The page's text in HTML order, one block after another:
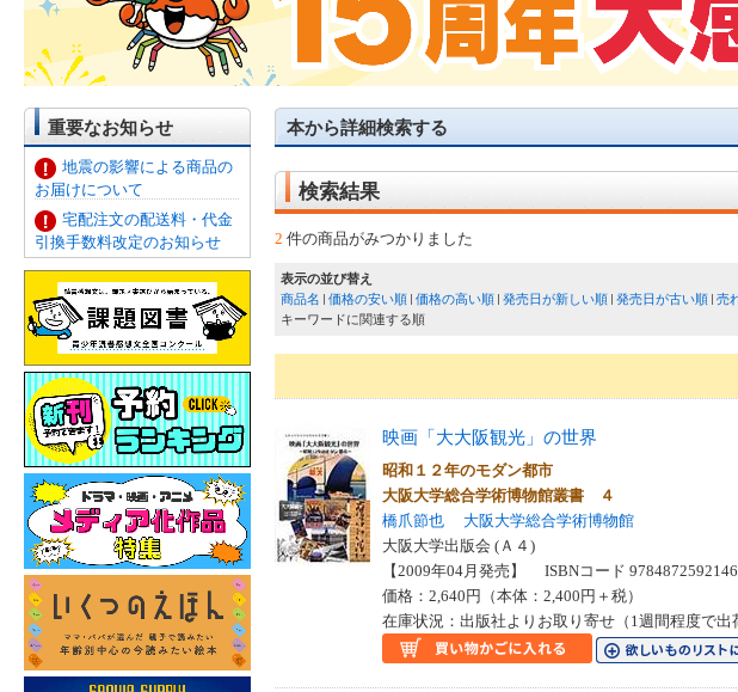
重要なお知らせ
地震の影響による商品の
お届けについて
宅配注文の配送料・代金
引換手数料改定のお知らせ
本から詳細検索する
検索結果
2 件の商品がみつかりました
表示の並び替え
商品名
価格の安い順 価格の高い順 発売日が新しい順 発売日が古い順 売
キーワードに関連する順
映画「大大阪観光」の世界
昭和１２年のモダン都市
大阪大学総合学術博物館叢書 ４
橋爪節也
大阪大学総合学術博物館
大阪大学出版会 (Ａ４)
【2009年04月発売】 ISBNコード 9784872592146
価格：2,640円（本体：2,400円＋税）
在庫状況：出版社よりお取り寄せ（1週間程度で出